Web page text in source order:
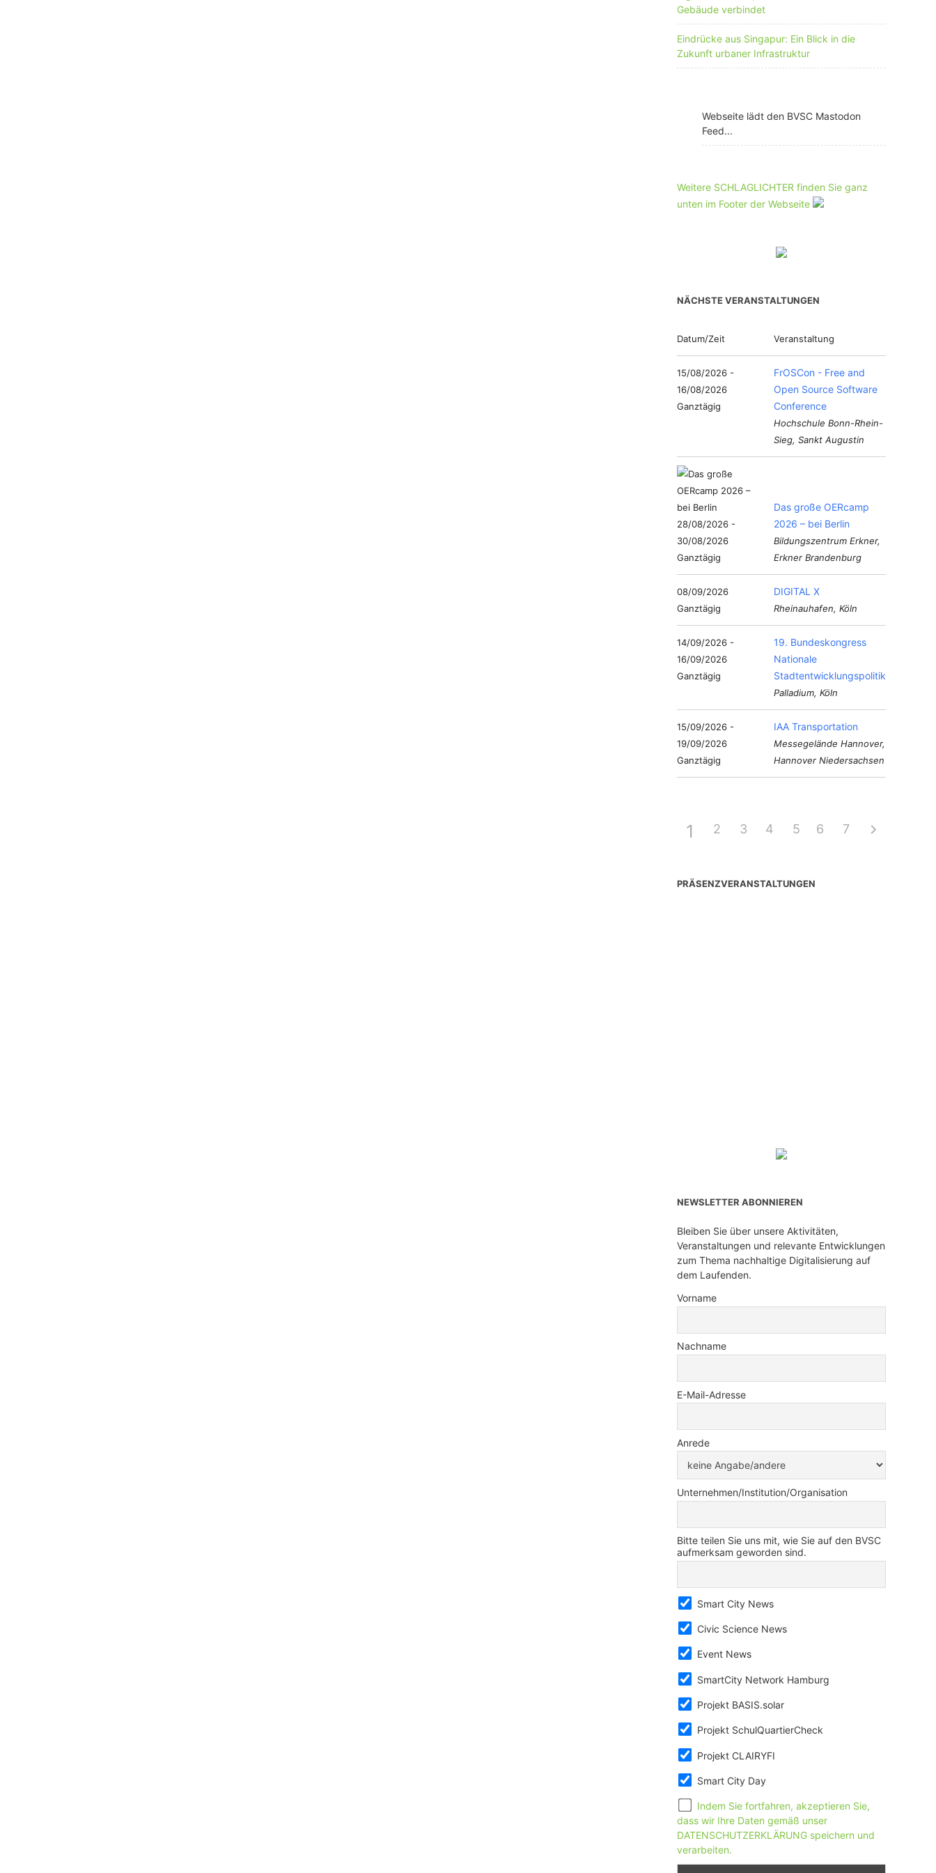
Gebäude verbindet
Eindrücke aus Singapur: Ein Blick in die
Zukunft urbaner Infrastruktur
Webseite lädt den BVSC Mastodon
Feed...
Weitere SCHLAGLICHTER finden Sie ganz
unten im Footer der Webseite
NÄCHSTE VERANSTALTUNGEN
Datum/Zeit Veranstaltung
15/08/2026 -
16/08/2026
Ganztägig
FrOSCon - Free and
Open Source Software
Conference
Hochschule Bonn-Rhein-
Sieg, Sankt Augustin
28/08/2026 -
30/08/2026
Ganztägig
Das große OERcamp
2026 – bei Berlin
Bildungszentrum Erkner,
Erkner Brandenburg
08/09/2026
Ganztägig
DIGITAL X
Rheinauhafen, Köln
14/09/2026 -
16/09/2026
Ganztägig
19. Bundeskongress
Nationale
Stadtentwicklungspolitik
Palladium, Köln
15/09/2026 -
19/09/2026
Ganztägig
IAA Transportation
Messegelände Hannover,
Hannover Niedersachsen
1 2 3 4 5 6 7
PRÄSENZVERANSTALTUNGEN
NEWSLETTER ABONNIEREN
Bleiben Sie über unsere Aktivitäten,
Veranstaltungen und relevante Entwicklungen
zum Thema nachhaltige Digitalisierung auf
dem Laufenden.
Vorname
Nachname
E-Mail-Adresse
Anrede
Unternehmen/Institution/Organisation
Bitte teilen Sie uns mit, wie Sie auf den BVSC
aufmerksam geworden sind.
Smart City News
Civic Science News
Event News
SmartCity Network Hamburg
Projekt BASIS.solar
Projekt SchulQuartierCheck
Projekt CLAIRYFI
Smart City Day
Indem Sie fortfahren, akzeptieren Sie,
dass wir Ihre Daten gemäß unser
DATENSCHUTZERKLÄRUNG speichern und
verarbeiten.